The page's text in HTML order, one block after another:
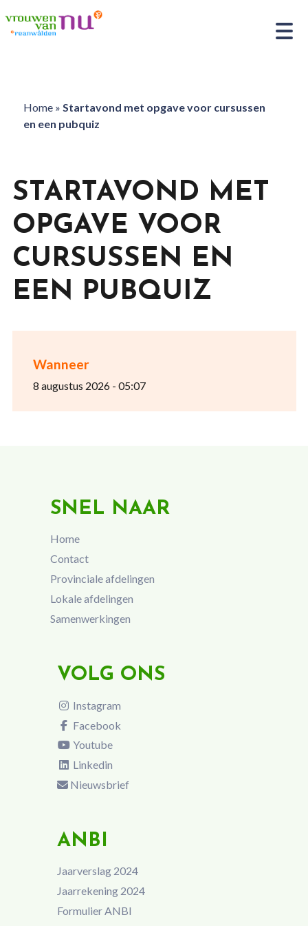
Home» Startavond met opgave voor cursussen
en een pubquiz
Wanneer
8 augustus 2026 - 05:07
STARTAVOND MET
OPGAVE VOOR
CURSUSSEN EN
EEN PUBQUIZ
SNEL NAAR
Home
Contact
Provinciale afdelingen
Lokale afdelingen
Samenwerkingen
VOLG ONS
Instagram
Facebook
Youtube
Linkedin
Nieuwsbrief
ANBI
Jaarverslag 2024
Jaarrekening 2024
Formulier ANBI